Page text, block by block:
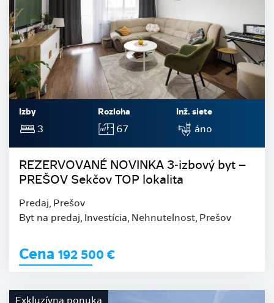
Izby
3
Rozloha
67
Inž. siete
áno
REZERVOVANÉ NOVINKA 3‑izbový byt –
PREŠOV Sekčov TOP lokalita
Predaj, Prešov
Byt na predaj, Investícia, Nehnutelnost, Prešov
Cena 192 500 €
Exkluzívna ponuka